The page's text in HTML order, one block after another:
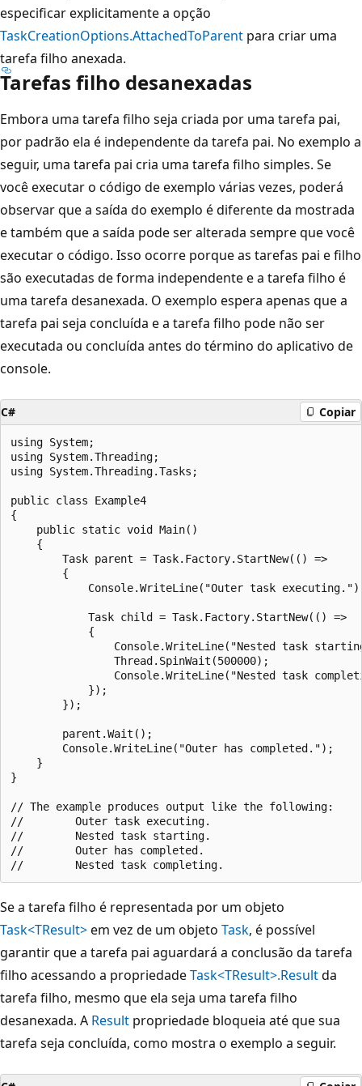
especificar explicitamente a opção
TaskCreationOptions.AttachedToParent para criar uma
tarefa filho anexada.
Tarefas filho desanexadas
Embora uma tarefa filho seja criada por uma tarefa pai,
por padrão ela é independente da tarefa pai. No exemplo a
seguir, uma tarefa pai cria uma tarefa filho simples. Se
você executar o código de exemplo várias vezes, poderá
observar que a saída do exemplo é diferente da mostrada
e também que a saída pode ser alterada sempre que você
executar o código. Isso ocorre porque as tarefas pai e filho
são executadas de forma independente e a tarefa filho é
uma tarefa desanexada. O exemplo espera apenas que a
tarefa pai seja concluída e a tarefa filho pode não ser
executada ou concluída antes do término do aplicativo de
console.
C# Copiar
using System;
using System.Threading;
using System.Threading.Tasks;
public class Example4
{
    public static void Main()
    {
        Task parent = Task.Factory.StartNew(() =>
        {
Console.WriteLine("Outer task
            Task child = Task.Factory.StartNew(() =>
            {
Console.WriteLine("Nested task
                Thread.SpinWait(500000);
Console.WriteLine("Nested task
            });
        });
        parent.Wait();
        Console.WriteLine("Outer has completed.");
    }
}
// The example produces output like the following:
//        Outer task executing.
//        Nested task starting.
//        Outer has completed.
Se a tarefa filho é representada por um objeto
Task<TResult>em vez de um objeto Task, é possível
garantir que a tarefa pai aguardará a conclusão da tarefa
filho acessando a propriedadeTask<TResult>.Resultda
tarefa filho, mesmo que ela seja uma tarefa filho
desanexada. A Result propriedade bloqueia até que sua
tarefa seja concluída, como mostra o exemplo a seguir.